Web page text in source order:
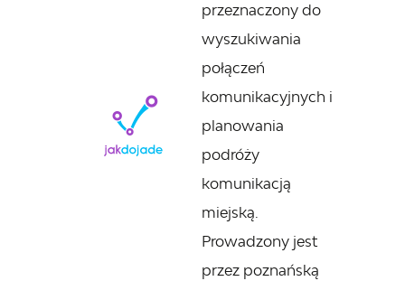
przeznaczony do
wyszukiwania
połączeń
komunikacyjnych i
planowania
podróży
komunikacją
miejską.
Prowadzony jest
przez poznańską